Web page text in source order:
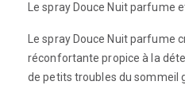
Le spray Douce Nuit parfume
Le spray Douce Nuit parfume
réconfortante propice à la
de petits troubles du sommeil